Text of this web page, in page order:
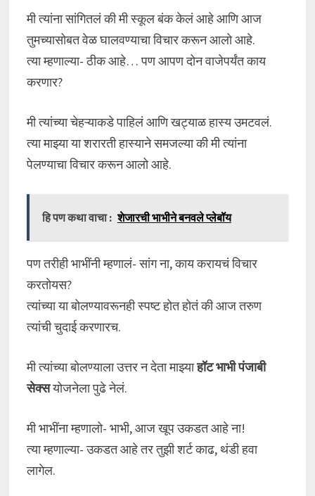
मी त्यांना सांगितलं की मी स्कूल बंक केलं आहे आणि आज
तुमच्यासोबत वेळ घालवण्याचा विचार करून आलो आहे.
त्या म्हणाल्या- ठीक आहे… पण आपण दोन वाजेपर्यंत काय
करणार?
मी त्यांच्या चेहऱ्याकडे पाहिलं आणि खट्याळ हास्य उमटवलं.
त्या माझ्या या शरारती हास्याने समजल्या की मी त्यांना
पेलण्याचा विचार करून आलो आहे.
हि पण कथा वाचा : शेजारची भाभीने बनवले प्लेबॉय
पण तरीही भाभींनी म्हणालं- सांग ना, काय करायचं विचार
करतोयस?
त्यांच्या या बोलण्यावरूनही स्पष्ट होत होतं की आज तरुण
त्यांची चुदाई करणारच.
मी त्यांच्या बोलण्याला उत्तर न देता माझ्याहॉट भाभी पंजाबी
सेक्सयोजनेला पुढे नेलं.
मी भाभींना म्हणालो- भाभी, आज खूप उकडत आहे ना!
त्या म्हणाल्या- उकडत आहे तर तुझी शर्ट काढ, थंडी हवा
लागेल.